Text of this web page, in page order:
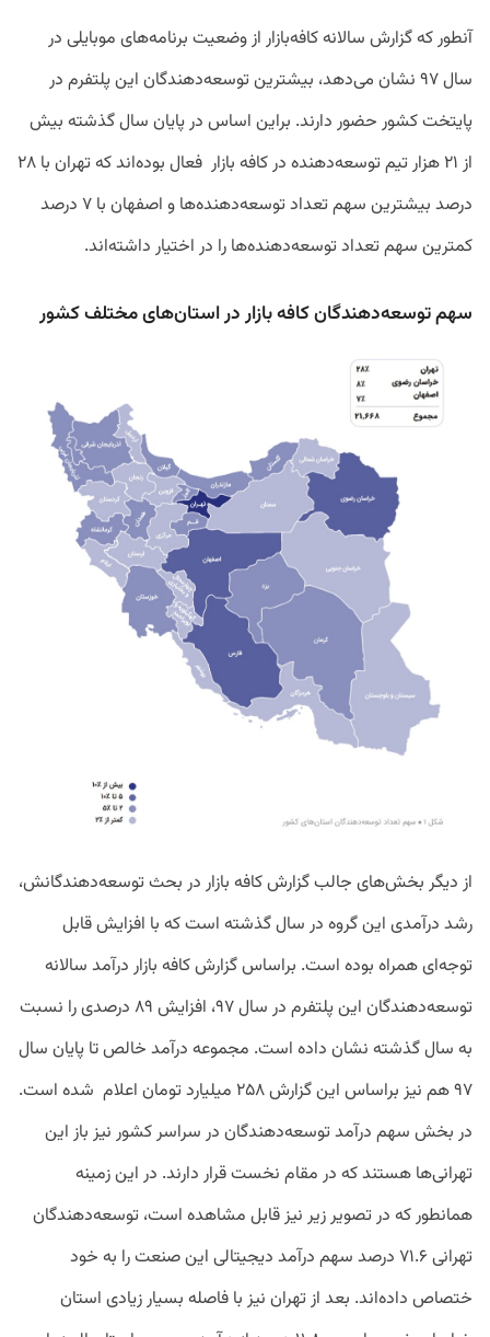
آنطور که گزارش سالانه کافه‌بازار از وضعیت برنامه‌های موبایلی در
سال ۹۷ نشان می‌دهد، بیشترین توسعه‌دهندگان این پلتفرم در
پایتخت کشور حضور دارند. براین اساس در پایان سال گذشته بیش
از ۲۱ هزار تیم توسعه‌دهنده در کافه بازار فعال بوده‌اند که تهران با ۲۸
درصد بیشترین سهم تعداد توسعه‌دهنده‌ها و اصفهان با ۷ درصد
کمترین سهم تعداد توسعه‌دهنده‌ها را در اختیار داشته‌اند.
سهم توسعه‌دهندگان کافه بازار در استان‌های مختلف کشور
از دیگر بخش‌های جالب گزارش کافه بازار در بحث توسعه‌دهندگانش،
رشد درآمدی این گروه در سال گذشته است که با افزایش قابل
توجه‌ای همراه بوده است. براساس گزارش کافه بازار درآمد سالانه
توسعه‌دهندگان این پلتفرم در سال ۹۷، افزایش ۸۹ درصدی را نسبت
به سال گذشته نشان داده است. مجموعه درآمد خالص تا پایان سال
۹۷ هم نیز براساس این گزارش ۲۵۸ میلیارد تومان اعلام شده است.
در بخش سهم درآمد توسعه‌دهندگان در سراسر کشور نیز باز این
تهرانی‌ها هستند که در مقام نخست قرار دارند. در این زمینه
همانطور که در تصویر زیر نیز قابل مشاهده است، توسعه‌دهندگان
تهرانی ۷۱.۶ درصد سهم درآمد دیجیتالی این صنعت را به خود
ختصاص داده‌اند. بعد از تهران نیز با فاصله بسیار زیادی استان